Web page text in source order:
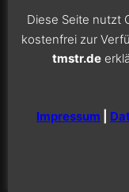
Diese Seite nutzt
kostenfrei zur
tmstr.de
Impressum